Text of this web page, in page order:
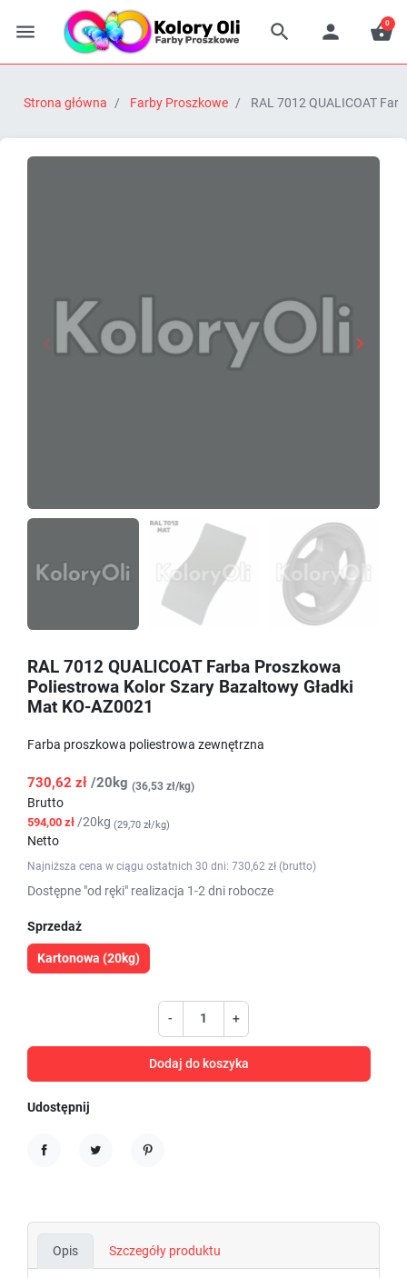
   
0
Strona główna Farby Proszkowe RAL 7012 QUALICOAT
Poprzedni
 
RAL 7012 QUALICOAT Farba Proszkowa
Poliestrowa Kolor Szary Bazaltowy Gładki
Mat KO-AZ0021
Farba proszkowa poliestrowa zewnętrzna
730,62 zł /20kg (36,53 zł/kg)
Brutto
594,00 zł /20kg (29,70 zł/kg)
Netto
Najniższa cena w ciągu ostatnich 30 dni: 730,62 zł (brutto)
Dostępne "od ręki" realizacja 1-2 dni robocze
Sprzedaż
Kartonowa (20kg)
- +
Dodaj do koszyka
Udostępnij
Opis Szczegóły produktu